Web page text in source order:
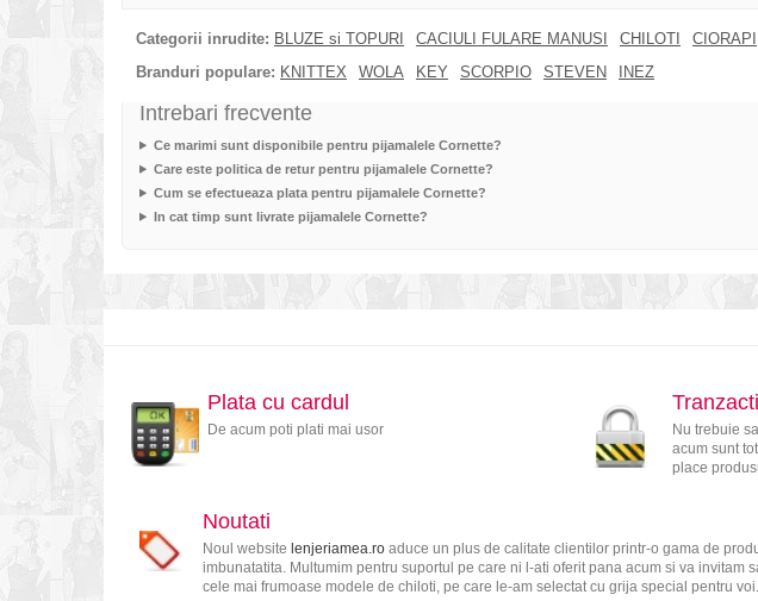
Categorii inrudite: BLUZE si TOPURI CACIULI FULARE MANUSI CHILOTI CIORAPI
Branduri populare: KNITTEX WOLA KEY SCORPIO STEVEN INEZ
Intrebari frecvente
Ce marimi sunt disponibile pentru pijamalele Cornette?
Care este politica de retur pentru pijamalele Cornette?
Cum se efectueaza plata pentru pijamalele Cornette?
In cat timp sunt livrate pijamalele Cornette?
Plata cu cardul
De acum poti plati mai usor
Nu trebuie
acum sunt
place
Noutati
Noul website lenjeriamea.roaduce un plus de calitate clientilor printr-o gama de
imbunatatita. Multumim pentru suportul pe care ni l-ati oferit pana acum si va invitam
cele mai frumoase modele de chiloti, pe care le-am selectat cu grija special pentru voi.